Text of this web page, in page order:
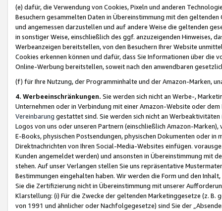
(e) dafür, die Verwendung von Cookies, Pixeln und anderen
Besuchern gesammelten Daten in Übereinstimmung mit den
und angemessen darzustellen und auf andere Weise die geltenden
in sonstiger Weise, einschließlich des ggf. anzuzeigenden Hinweises,
Werbeanzeigen bereitstellen, von den Besuchern Ihrer Website
Cookies erkennen können und dafür, dass Sie Informationen über die
Online-Werbung bereitstellen, soweit nach den anwendbaren
(f) für Ihre Nutzung, der Programminhalte und der Amazon-Marken,
4. Werbeeinschränkungen. Sie werden sich nicht an Werbe-,
Unternehmen oder in Verbindung mit einer Amazon-Website oder
Vereinbarung gestattet sind. Sie werden sich nicht an
Logos von uns oder unseren Partnern (einschließlich Amazon-
E-Books, physischen Postsendungen, physischen Dokumenten oder in
Direktnachrichten von Ihren Social-Media-Websites einfügen.
Kunden angemeldet werden) und ansonsten in Übereinstimmung mit
stehen. Auf unser Verlangen stellen Sie uns repräsentative
Bestimmungen eingehalten haben. Wir werden die Form und den
Sie die Zertifizierung nicht in Übereinstimmung mit unserer
Klarstellung: (i) Für die Zwecke der geltenden Marketinggesetze (z. B.
von 1991 und ähnlicher oder Nachfolgegesetze) sind Sie der